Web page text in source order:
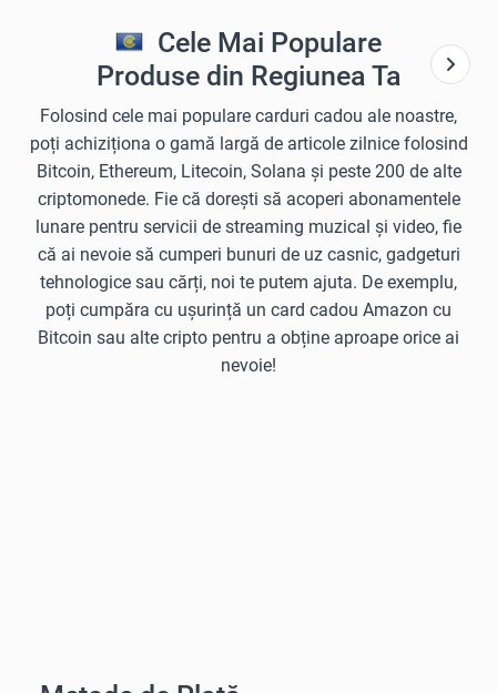
Cele Mai Populare
Produse din Regiunea Ta
Folosind cele mai populare carduri cadou ale noastre,
poți achiziționa o gamă largă de articole zilnice folosind
Bitcoin, Ethereum, Litecoin, Solana și peste 200 de alte
criptomonede. Fie că dorești să acoperi abonamentele
lunare pentru servicii de streaming muzical și video, fie
că ai nevoie să cumperi bunuri de uz casnic, gadgeturi
tehnologice sau cărți, noi te putem ajuta. De exemplu,
poți cumpăra cu ușurință un card cadou Amazon cu
Bitcoin sau alte cripto pentru a obține aproape orice ai
nevoie!